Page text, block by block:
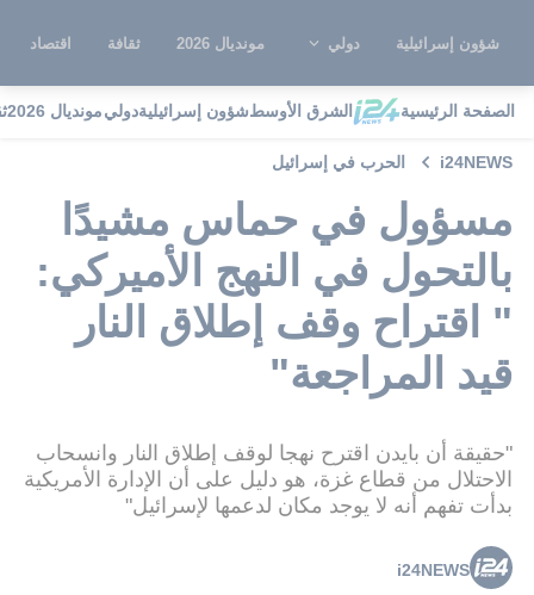
شؤون إسرائيلية دولي مونديال 2026 ثقافة اقتصاد
الصفحة الرئيسية الشرق الأوسطشؤون إسرائيليةدوليمونديال 2026
i24NEWS الحرب في إسرائيل
مسؤول في حماس مشيدًا
بالتحول في النهج الأميركي:
" اقتراح وقف إطلاق النار
قيد المراجعة"
"حقيقة أن بايدن اقترح نهجا لوقف إطلاق النار وانسحاب
الاحتلال من قطاع غزة، هو دليل على أن الإدارة الأمريكية
بدأت تفهم أنه لا يوجد مكان لدعمها لإسرائيل"
i24NEWS